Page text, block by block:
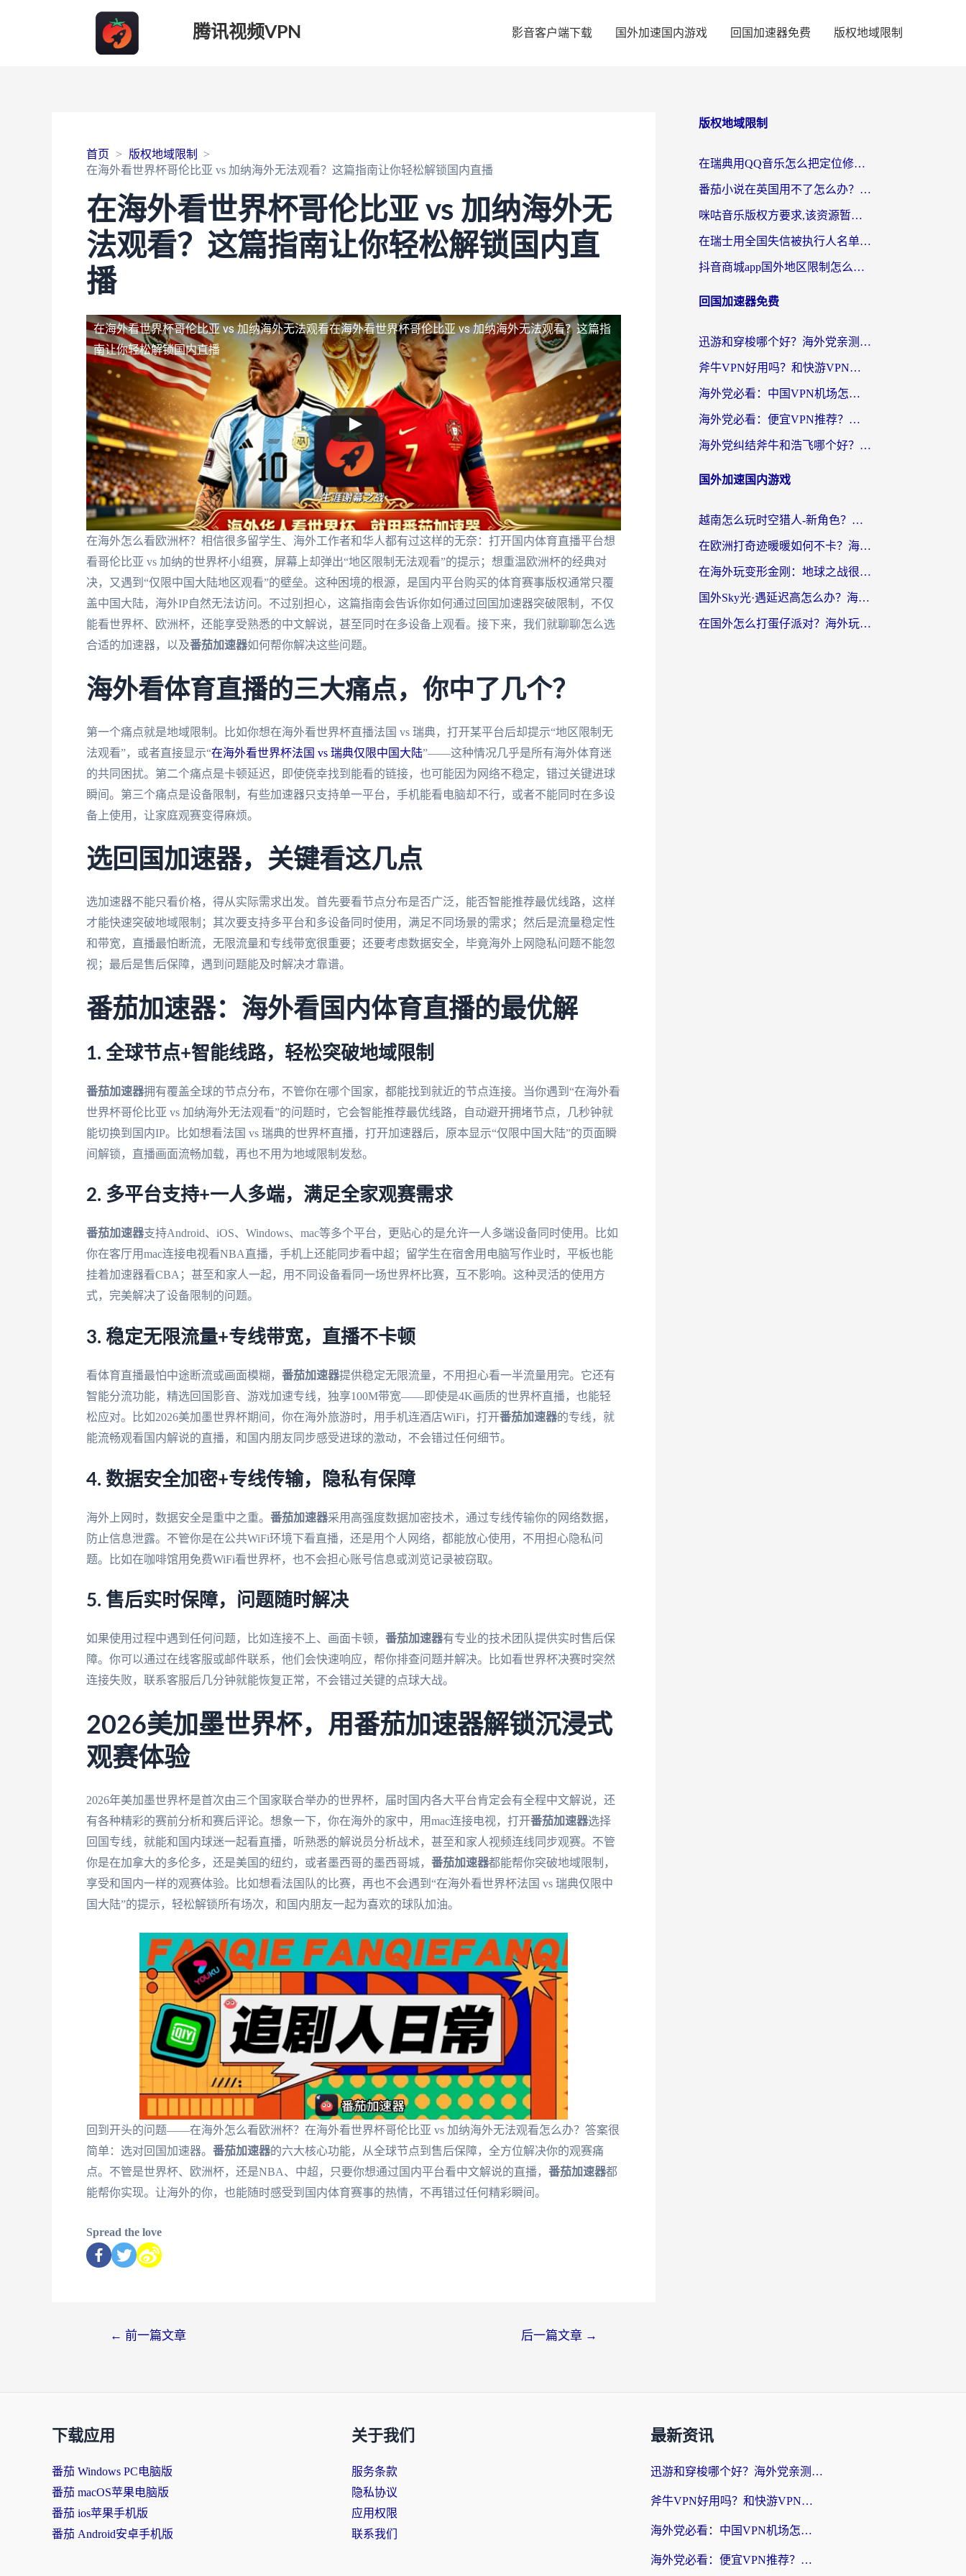
腾讯视频VPN 影音客户端下载 国外加速国内游戏 回国加速器免费 版权地域限制
首页
版权地域限制
在海外看世界杯哥伦比亚 vs 加纳海外无法观看？这篇指南让你轻松解锁国内直播
在海外看世界杯哥伦比亚 vs 加纳海外无
法观看？这篇指南让你轻松解锁国内直
播
在海外看世界杯哥伦比亚 vs 加纳海外无法观看在海外看世界杯哥伦比亚 vs 加纳海外无法观看？这篇指
南让你轻松解锁国内直播
在海外怎么看欧洲杯？相信很多留学生、海外工作者和华人都有过这样的无奈：打开国内体育直播平台想
看哥伦比亚 vs 加纳的世界杯小组赛，屏幕上却弹出“地区限制无法观看”的提示；想重温欧洲杯的经典对
决，又遇到“仅限中国大陆地区观看”的壁垒。这种困境的根源，是国内平台购买的体育赛事版权通常只覆
盖中国大陆，海外IP自然无法访问。不过别担心，这篇指南会告诉你如何通过回国加速器突破限制，不仅
能看世界杯、欧洲杯，还能享受熟悉的中文解说，甚至同时在多设备上观看。接下来，我们就聊聊怎么选
合适的加速器，以及番茄加速器如何帮你解决这些问题。
海外看体育直播的三大痛点，你中了几个？
第一个痛点就是地域限制。比如你想在海外看世界杯直播法国 vs 瑞典，打开某平台后却提示“地区限制无
法观看”，或者直接显示“在海外看世界杯法国 vs 瑞典仅限中国大陆”——这种情况几乎是所有海外体育迷
的共同困扰。第二个痛点是卡顿延迟，即使侥幸找到能看的链接，也可能因为网络不稳定，错过关键进球
瞬间。第三个痛点是设备限制，有些加速器只支持单一平台，手机能看电脑却不行，或者不能同时在多设
备上使用，让家庭观赛变得麻烦。
选回国加速器，关键看这几点
选加速器不能只看价格，得从实际需求出发。首先要看节点分布是否广泛，能否智能推荐最优线路，这样
才能快速突破地域限制；其次要支持多平台和多设备同时使用，满足不同场景的需求；然后是流量稳定性
和带宽，直播最怕断流，无限流量和专线带宽很重要；还要考虑数据安全，毕竟海外上网隐私问题不能忽
视；最后是售后保障，遇到问题能及时解决才靠谱。
番茄加速器：海外看国内体育直播的最优解
1. 全球节点+智能线路，轻松突破地域限制
番茄加速器拥有覆盖全球的节点分布，不管你在哪个国家，都能找到就近的节点连接。当你遇到“在海外看
世界杯哥伦比亚 vs 加纳海外无法观看”的问题时，它会智能推荐最优线路，自动避开拥堵节点，几秒钟就
能切换到国内IP。比如想看法国 vs 瑞典的世界杯直播，打开加速器后，原本显示“仅限中国大陆”的页面瞬
间解锁，直播画面流畅加载，再也不用为地域限制发愁。
2. 多平台支持+一人多端，满足全家观赛需求
番茄加速器支持Android、iOS、Windows、mac等多个平台，更贴心的是允许一人多端设备同时使用。比如
你在客厅用mac连接电视看NBA直播，手机上还能同步看中超；留学生在宿舍用电脑写作业时，平板也能
挂着加速器看CBA；甚至和家人一起，用不同设备看同一场世界杯比赛，互不影响。这种灵活的使用方
式，完美解决了设备限制的问题。
3. 稳定无限流量+专线带宽，直播不卡顿
看体育直播最怕中途断流或画面模糊， 番茄加速器提供稳定无限流量，不用担心看一半流量用完。它还有
智能分流功能，精选回国影音、游戏加速专线，独享100M带宽——即使是4K画质的世界杯直播，也能轻
松应对。比如2026美加墨世界杯期间，你在海外旅游时，用手机连酒店WiFi，打开番茄加速器的专线，就
能流畅观看国内解说的直播，和国内朋友同步感受进球的激动，不会错过任何细节。
4. 数据安全加密+专线传输，隐私有保障
海外上网时，数据安全是重中之重。 番茄加速器采用高强度数据加密技术，通过专线传输你的网络数据，
防止信息泄露。不管你是在公共WiFi环境下看直播，还是用个人网络，都能放心使用，不用担心隐私问
题。比如在咖啡馆用免费WiFi看世界杯，也不会担心账号信息或浏览记录被窃取。
5. 售后实时保障，问题随时解决
如果使用过程中遇到任何问题，比如连接不上、画面卡顿， 番茄加速器有专业的技术团队提供实时售后保
障。你可以通过在线客服或邮件联系，他们会快速响应，帮你排查问题并解决。比如看世界杯决赛时突然
连接失败，联系客服后几分钟就能恢复正常，不会错过关键的点球大战。
2026美加墨世界杯，用番茄加速器解锁沉浸式
观赛体验
2026年美加墨世界杯是首次由三个国家联合举办的世界杯，届时国内各大平台肯定会有全程中文解说，还
有各种精彩的赛前分析和赛后评论。想象一下，你在海外的家中，用mac连接电视，打开番茄加速器选择
回国专线，就能和国内球迷一起看直播，听熟悉的解说员分析战术，甚至和家人视频连线同步观赛。不管
你是在加拿大的多伦多，还是美国的纽约，或者墨西哥的墨西哥城， 番茄加速器都能帮你突破地域限制，
享受和国内一样的观赛体验。比如想看法国队的比赛，再也不会遇到“在海外看世界杯法国 vs 瑞典仅限中
国大陆”的提示，轻松解锁所有场次，和国内朋友一起为喜欢的球队加油。
回到开头的问题——在海外怎么看欧洲杯？在海外看世界杯哥伦比亚 vs 加纳海外无法观看怎么办？答案很
简单：选对回国加速器。 番茄加速器的六大核心功能，从全球节点到售后保障，全方位解决你的观赛痛
点。不管是世界杯、欧洲杯，还是NBA、中超，只要你想通过国内平台看中文解说的直播， 番茄加速器都
能帮你实现。让海外的你，也能随时感受到国内体育赛事的热情，不再错过任何精彩瞬间。
Spread the love
← 前一篇文章 后一篇文章 →
版权地域限制
在瑞典用QQ音乐怎么把定位修改到中国国内？留学生亲测有效的回国加速方案
番茄小说在英国用不了怎么办？海外党亲测有效的回国加速解决方案
咪咕音乐版权方要求,该资源暂时无法使用？海外党这样解决听歌听书+看剧炒股难题
在瑞士用全国失信被执行人名单信息公布与查询地区限制怎么办？还能看欧洲杯直播和咪咕视频吗？
抖音商城app国外地区限制怎么办？海外党解锁国内内容的实用指南
回国加速器免费
迅游和穿梭哪个好？海外党亲测3款回国加速器+手游加速对比，附避坑指南
斧牛VPN好用吗？和快游VPN对比哪个回国效果更好？马来西亚留学生亲测分享
海外党必看：中国VPN机场怎么选？3步教你无缝访问国内资源（附避坑指南）
海外党必看：便宜VPN推荐？选对回国加速器才能无缝刷国内剧玩国服
海外党纠结斧牛和浩飞哪个好？一篇搞定回国加速器选择+无缝访问国内资源指南
国外加速国内游戏
越南怎么玩时空猎人-新角色？海外党亲测有效的国服游戏加速指南
在欧洲打奇迹暖暖如何不卡？海外党玩国服游戏的终极加速攻略
在海外玩变形金刚：地球之战很卡怎么办？老玩家亲测的加速器指南，解决卡顿烦恼
国外Sky光·遇延迟高怎么办？海外玩家国服游戏加速终极指南（附实测技巧）
在国外怎么打蛋仔派对？海外玩家国服游戏加速避坑指南（附实测推荐）
下载应用
番茄 Windows PC电脑版
番茄 macOS苹果电脑版
番茄 ios苹果手机版
番茄 Android安卓手机版
关于我们
服务条款
隐私协议
应用权限
联系我们
最新资讯
迅游和穿梭哪个好？海外党亲测3款回国加速器+手游加速对比，附避坑指南
斧牛VPN好用吗？和快游VPN对比哪个回国效果更好？马来西亚留学生亲测分享
海外党必看：中国VPN机场怎么选？3步教你无缝访问国内资源（附避坑指南）
海外党必看：便宜VPN推荐？选对回国加速器才能无缝刷国内剧玩国服